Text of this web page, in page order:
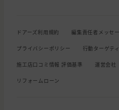
ドアーズ利用規約 編集責任者メッセ
プライバシーポリシー 行動ターゲテ
施工店口コミ情報 評価基準 運営会社
リフォームローン